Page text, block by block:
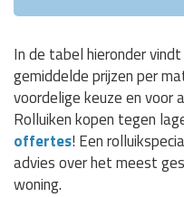
In de tabel hieronder
gemiddelde prijzen per
voordelige keuze en voor
Rolluiken kopen tegen
offertes! Een
advies over het meest
woning.